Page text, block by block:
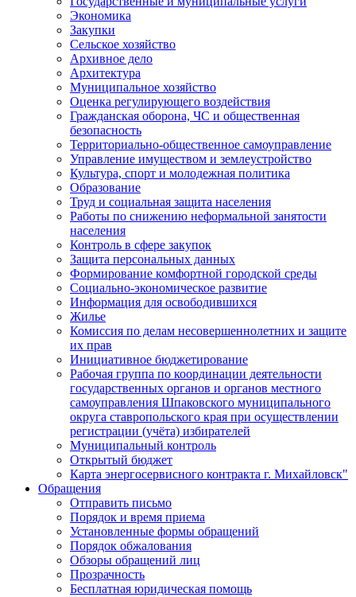
Экономика
Закупки
Сельское хозяйство
Архивное дело
Архитектура
Муниципальное хозяйство
Оценка регулирующего воздействия
Гражданская оборона, ЧС и общественная
безопасность
Территориально-общественное самоуправление
Управление имуществом и землеустройство
Культура, спорт и молодежная политика
Образование
Труд и социальная защита населения
Работы по снижению неформальной занятости
населения
Контроль в сфере закупок
Защита персональных данных
Формирование комфортной городской среды
Социально-экономическое развитие
Информация для освободившихся
Жилье
Комиссия по делам несовершеннолетних и защите
их прав
Инициативное бюджетирование
Рабочая группа по координации деятельности
государственных органов и органов местного
самоуправления Шпаковского муниципального
округа ставропольского края при осуществлении
регистрации (учёта) избирателей
Муниципальный контроль
Открытый бюджет
Карта энергосервисного контракта г. Михайловск"
Обращения
Отправить письмо
Порядок и время приема
Установленные формы обращений
Порядок обжалования
Обзоры обращений лиц
Прозрачность
Бесплатная юридическая помощь